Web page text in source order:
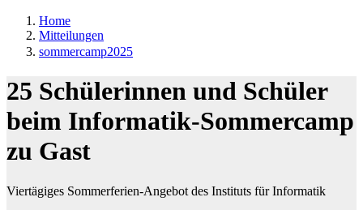
Home
Mitteilungen
sommercamp2025
25 Schülerinnen und Schüler
beim Informatik-Sommercamp
zu Gast
Viertägiges Sommerferien-Angebot des Instituts für Informatik